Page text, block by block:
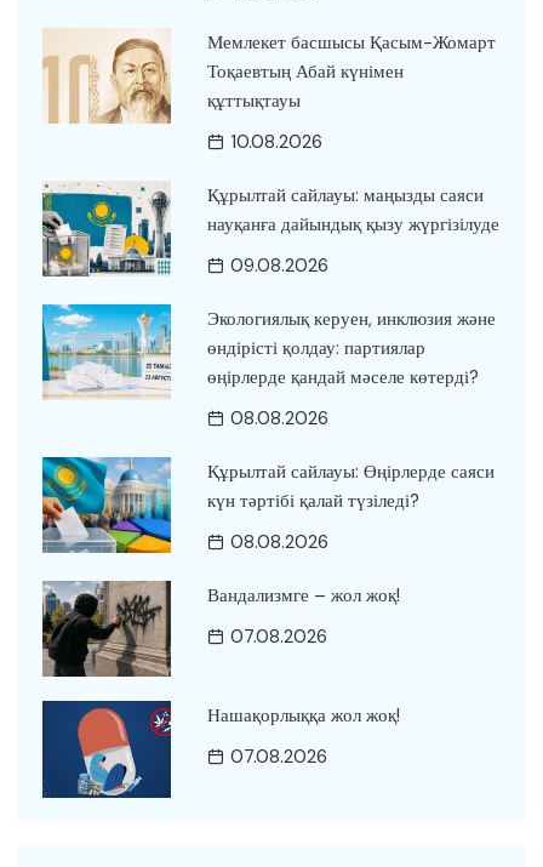
Мемлекет басшысы Қасым-Жомарт
Тоқаевтың Абай күнімен
құттықтауы
10.08.2026
Құрылтай сайлауы: маңызды саяси
науқанға дайындық қызу жүргізілуде
09.08.2026
Экологиялық керуен, инклюзия және
өндірісті қолдау: партиялар
өңірлерде қандай мәселе көтерді?
08.08.2026
Құрылтай сайлауы: Өңірлерде саяси
күн тәртібі қалай түзіледі?
08.08.2026
Вандализмге – жол жоқ!
07.08.2026
Нашақорлыққа жол жоқ!
07.08.2026